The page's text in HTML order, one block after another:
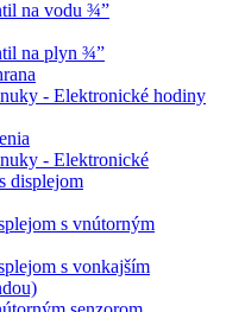
na vodu ¾”
na plyn ¾”
- Elektronické hodiny
- Elektronické
displejom
s vnútorným
s vonkajším